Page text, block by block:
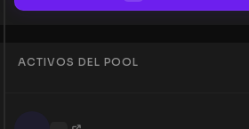
ACTIVOS DEL POOL